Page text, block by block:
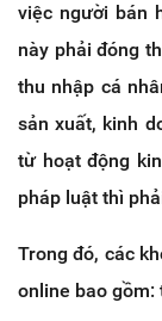
việc người bán
này phải đóng
thu nhập cá
sản xuất, kinh
từ hoạt động
pháp luật thì
Trong đó, các
online bao gồm: